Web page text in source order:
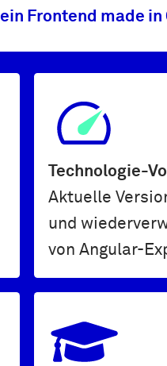
Frontend made in
Technologie-
Aktuelle
und
von Angular-